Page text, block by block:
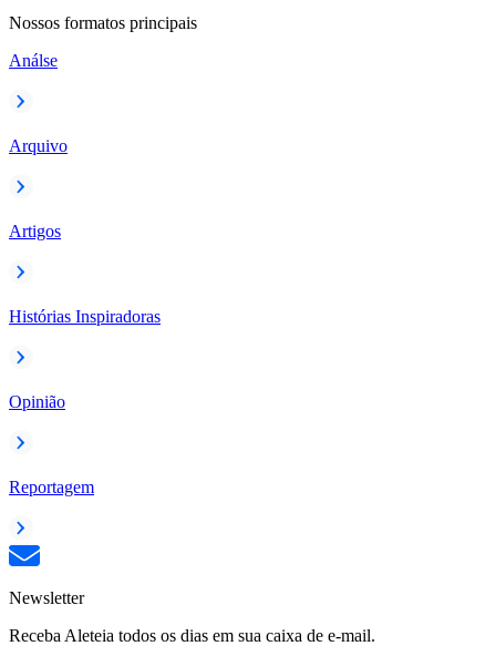
Nossos formatos principais
Análse
Arquivo
Artigos
Histórias Inspiradoras
Opinião
Reportagem
Newsletter
Receba Aleteia todos os dias em sua caixa de e-mail.